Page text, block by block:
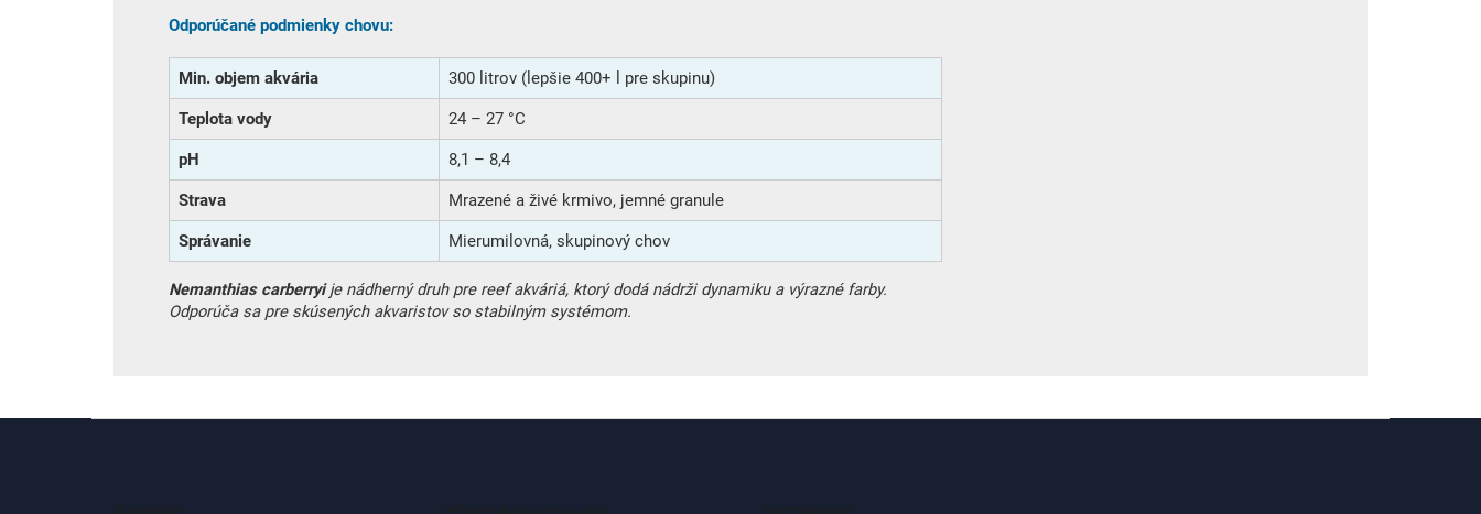
Odporúčané podmienky chovu:
Min. objem akvária 300 litrov (lepšie 400+ l pre skupinu)
Teplota vody 24 – 27 °C
pH 8,1 – 8,4
Strava Mrazené a živé krmivo, jemné granule
Správanie Mierumilovná, skupinový chov
Nemanthias carberryije nádherný druh pre reef akváriá, ktorý dodá nádrži dynamiku a výrazné farby.
Odporúča sa pre skúsených akvaristov so stabilným systémom.